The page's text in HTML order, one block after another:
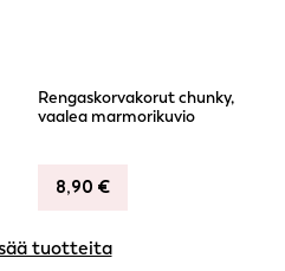
Rengaskorvakorut chunky,
vaalea marmorikuvio
8,90 €
tuotteita